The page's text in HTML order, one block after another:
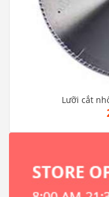
Lưỡi cắt